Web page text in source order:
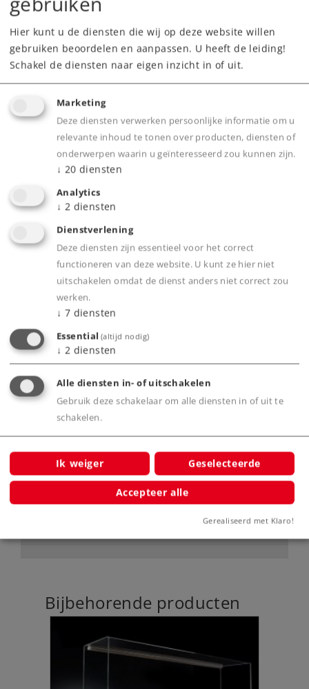
Highlights
Volledig nieuw ontwikkeld metalen model met
los gemonteerde messing onderdelen.
Zeer gedetailleerd Profi-model.
assen.
worden.
Met uitgebreide geluidsbibliotheek
Instrumentenverlichting digitaal te bedienen.
Met interieurverlichting
Met verlichting in de machinistencabine
Met ingebouwde buffercondensator.
Product
Productinfo
Bijbehorende producten
Hier kunt u de diensten die wij op deze website willen
gebruiken beoordelen en aanpassen. U heeft de leiding!
Schakel de diensten naar eigen inzicht in of uit.
Marketing
Deze diensten verwerken persoonlijke informatie om u
relevante inhoud te tonen over producten, diensten of
onderwerpen waarin u geïnteresseerd zou kunnen zijn.
↓ 20 diensten
Analytics
↓ 2 diensten
Dienstverlening
Deze diensten zijn essentieel voor het correct
functioneren van deze website. U kunt ze hier niet
uitschakelen omdat de dienst anders niet correct zou
werken.
↓ 7 diensten
Essential (altijd nodig)
↓ 2 diensten
Alle diensten in- of uitschakelen
Gebruik deze schakelaar om alle diensten in of uit te
schakelen.
Ik weiger Geselecteerde
Accepteer alle
Gerealiseerd met Klaro!